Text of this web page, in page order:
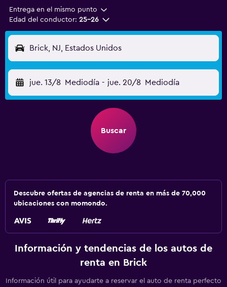
Entrega en el mismo punto
Edad del conductor: 25-26
Brick, NJ, Estados Unidos
jue. 13/8 Mediodía - jue. 20/8 Mediodía
Buscar
Descubre ofertas de agencias de renta en más de 70,000
ubicaciones con momondo.
Información y tendencias de los autos de
renta en Brick
Información útil para ayudarte a reservar el auto de renta perfecto